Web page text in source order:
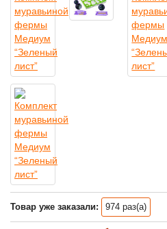
Товар уже заказали: 974 раз(а)